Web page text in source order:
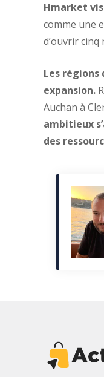
Hmarket
comme une
d’ouvrir
Les régions
expansion.
Auchan à
ambitieux
des